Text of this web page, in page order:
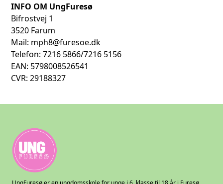
INFO OM UngFuresø
Bifrostvej 1
3520 Farum
Mail: mph8@furesoe.dk
Telefon: 7216 5866/7216 5156
EAN: 5798008526541
CVR: 29188327